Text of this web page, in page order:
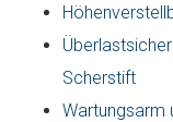
Scherstift
Wartungsarm